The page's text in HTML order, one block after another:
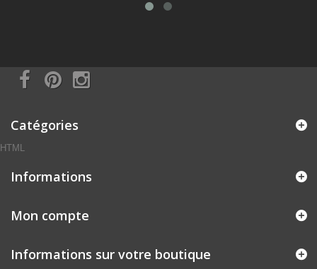
Catégories
HTML
Informations
Mon compte
Informations sur votre boutique